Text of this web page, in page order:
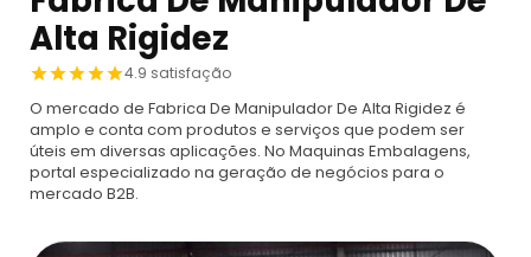
Maquinas E Equipamentos
Dosador
Máquina De Embalagem Compacta
Máquina Embaladora E Seladora
Datadores
Datadores
Datador De Potes
Anuncie
Alta Rigidez
4.9 satisfação
O mercado de Fabrica De Manipulador De Alta Rigidez é
amplo e conta com produtos e serviços que podem ser
úteis em diversas aplicações. No Maquinas Embalagens,
portal especializado na geração de negócios para o
mercado B2B.